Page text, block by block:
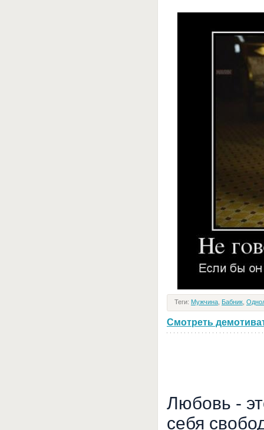
Теги: Мужчина Бабник
Смотреть
Любовь -
себя